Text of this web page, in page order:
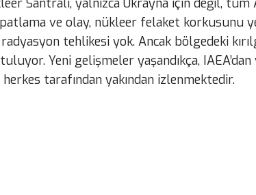
ve olay, nükleer felaket korkusunu
tehlikesi yok. Ancak bölgedeki
Yeni gelişmeler yaşandıkça,
tarafından yakından izlenmektedir.